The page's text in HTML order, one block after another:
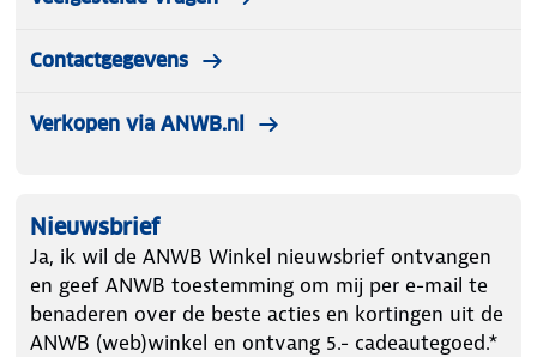
Contactgegevens
Verkopen via ANWB.nl
Nieuwsbrief
Ja, ik wil de ANWB Winkel nieuwsbrief ontvangen
en geef ANWB toestemming om mij per e-mail te
benaderen over de beste acties en kortingen uit de
ANWB (web)winkel en ontvang 5.- cadeautegoed.*